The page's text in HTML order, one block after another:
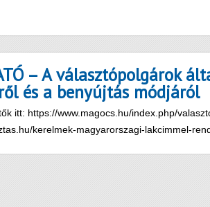
– A választópolgárok
és a benyújtás módjáról
itt: https://www.magocs.hu/index.php/
kerelmek-magyarorszagi-lakcimmel-